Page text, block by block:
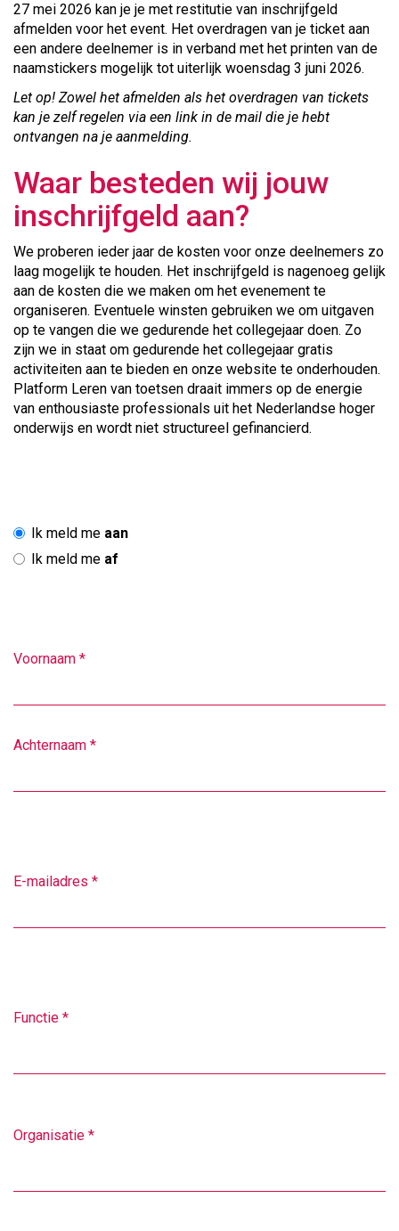
27 mei 2026 kan je je met restitutie van inschrijfgeld
afmelden voor het event. Het overdragen van je ticket aan
een andere deelnemer is in verband met het printen van de
naamstickers mogelijk tot uiterlijk woensdag 3 juni 2026.
Let op! Zowel het afmelden als het overdragen van tickets
kan je zelf regelen via een link in de mail die je hebt
ontvangen na je aanmelding.
Waar besteden wij jouw
inschrijfgeld aan?
We proberen ieder jaar de kosten voor onze deelnemers zo
laag mogelijk te houden. Het inschrijfgeld is nagenoeg gelijk
aan de kosten die we maken om het evenement te
organiseren. Eventuele winsten gebruiken we om uitgaven
op te vangen die we gedurende het collegejaar doen. Zo
zijn we in staat om gedurende het collegejaar gratis
activiteiten aan te bieden en onze website te onderhouden.
Platform Leren van toetsen draait immers op de energie
van enthousiaste professionals uit het Nederlandse hoger
onderwijs en wordt niet structureel gefinancierd.
Ik meld me aan
Ik meld me af
Voornaam *
Achternaam *
E-mailadres *
Functie *
Organisatie *